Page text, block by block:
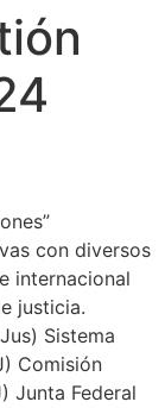
con diversos
internacional
justicia.
Sistema
Comisión
Junta Federal